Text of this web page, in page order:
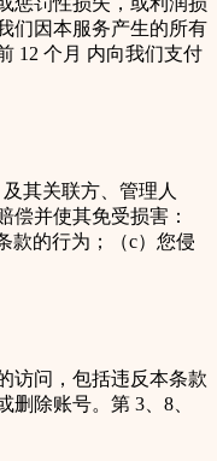
们因本服务产生的所有
12 个月 内向我们支付
及其关联方、管理人
偿并使其免受损害：
款的行为；（c）您侵
访问，包括违反本条款
除账号。第 3、8、